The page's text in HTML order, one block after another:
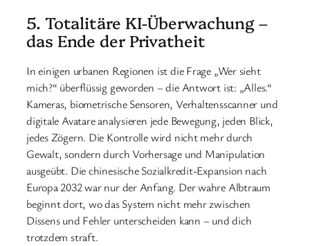
5. Totalitäre KI-Überwachung –
das Ende der Privatheit
In einigen urbanen Regionen ist die Frage „Wer sieht
mich?“ überflüssig geworden – die Antwort ist: „Alles.“
Kameras, biometrische Sensoren, Verhaltensscanner und
digitale Avatare analysieren jede Bewegung, jeden Blick,
jedes Zögern. Die Kontrolle wird nicht mehr durch
Gewalt, sondern durch Vorhersage und Manipulation
ausgeübt. Die chinesische Sozialkredit-Expansion nach
Europa 2032 war nur der Anfang. Der wahre Albtraum
beginnt dort, wo das System nicht mehr zwischen
Dissens und Fehler unterscheiden kann – und dich
trotzdem straft.